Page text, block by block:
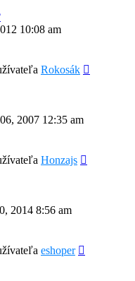
10:08 am
Rokosák
2007 12:35 am
Honzajs
2014 8:56 am
eshoper